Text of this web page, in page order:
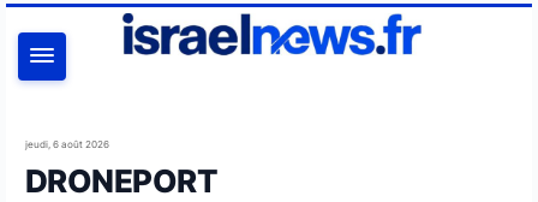
jeudi, 6 août 2026
DRONEPORT